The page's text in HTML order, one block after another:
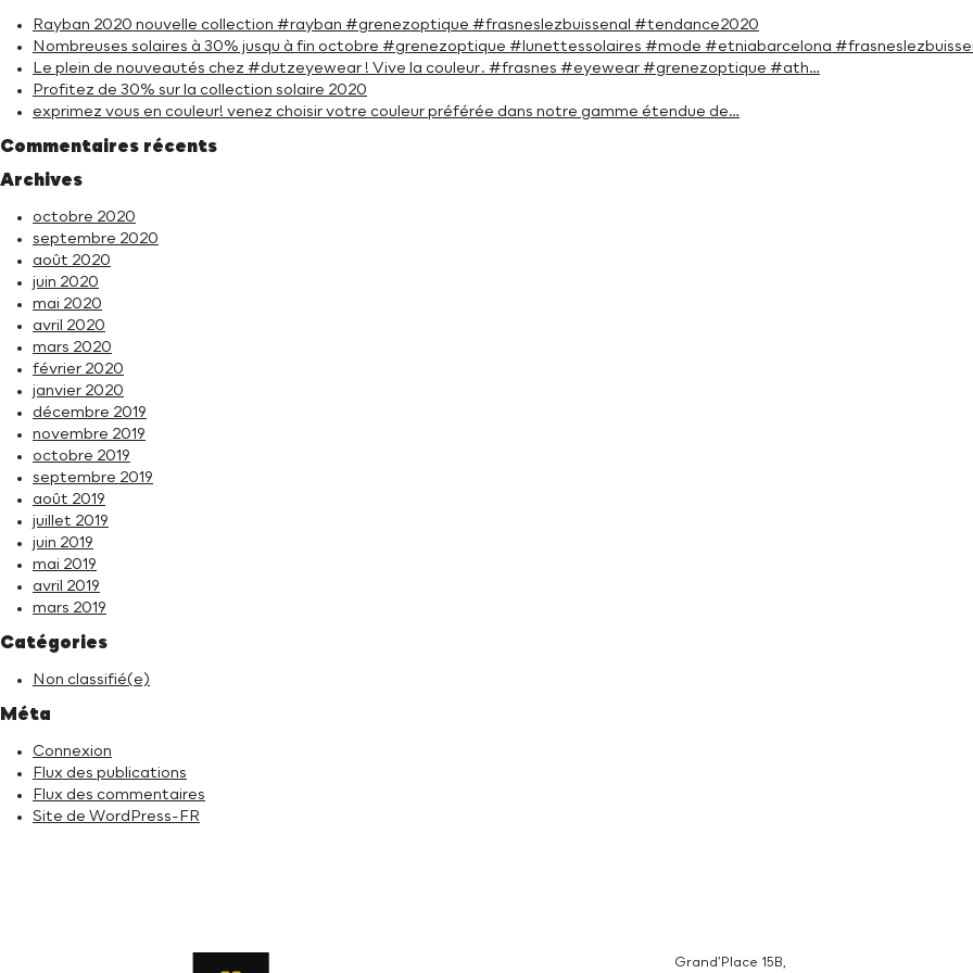
Rayban 2020 nouvelle collection #rayban #grenezoptique #frasneslezbuissenal #tendance2020
Nombreuses solaires à 30% jusqu à fin octobre #grenezoptique #lunettessolaires #mode #etniabarcelona
Le plein de nouveautés chez #dutzeyewear ! Vive la couleur. #frasnes #eyewear #grenezoptique #ath…
Profitez de 30% sur la collection solaire 2020
exprimez vous en couleur! venez choisir votre couleur préférée dans notre gamme étendue de…
Commentaires récents
Archives
octobre 2020
septembre 2020
août 2020
juin 2020
mai 2020
avril 2020
mars 2020
février 2020
janvier 2020
décembre 2019
novembre 2019
octobre 2019
septembre 2019
août 2019
juillet 2019
juin 2019
mai 2019
avril 2019
mars 2019
Catégories
Non classifié(e)
Méta
Connexion
Flux des publications
Flux des commentaires
Site de WordPress-FR
Grand’Place 15B,